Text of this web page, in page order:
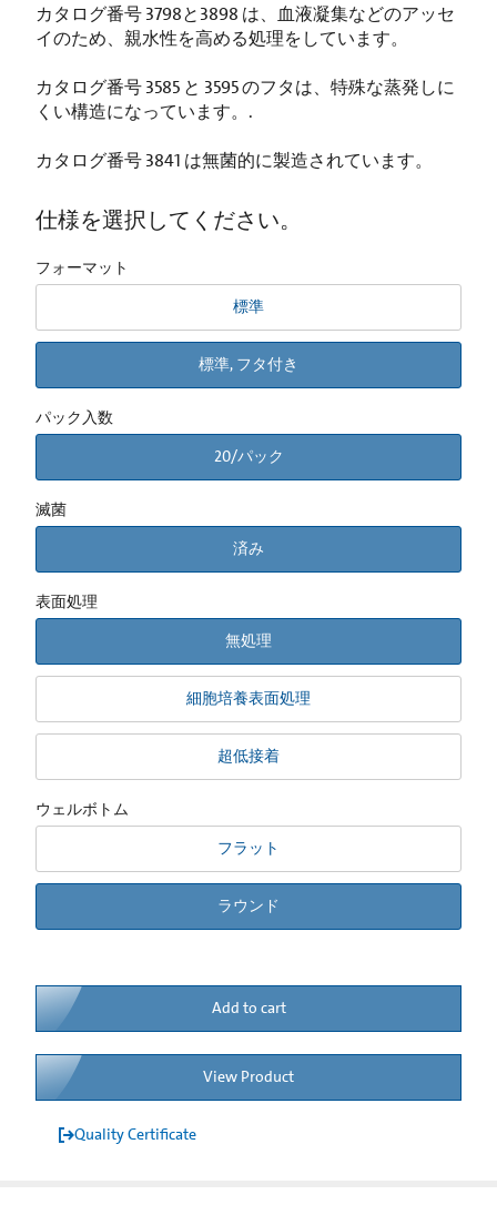
カタログ番号 3798と3898 は、血液凝集などのアッセ
イのため、親水性を高める処理をしています。
カタログ番号 3585 と 3595 のフタは、特殊な蒸発しに
くい構造になっています。.
カタログ番号 3841 は無菌的に製造されています。
仕様を選択してください。
フォーマット
標準
標準, フタ付き
パック入数
20/パック
滅菌
済み
表面処理
無処理
細胞培養表面処理
超低接着
ウェルボトム
フラット
ラウンド
Add to cart
View Product
Quality Certificate